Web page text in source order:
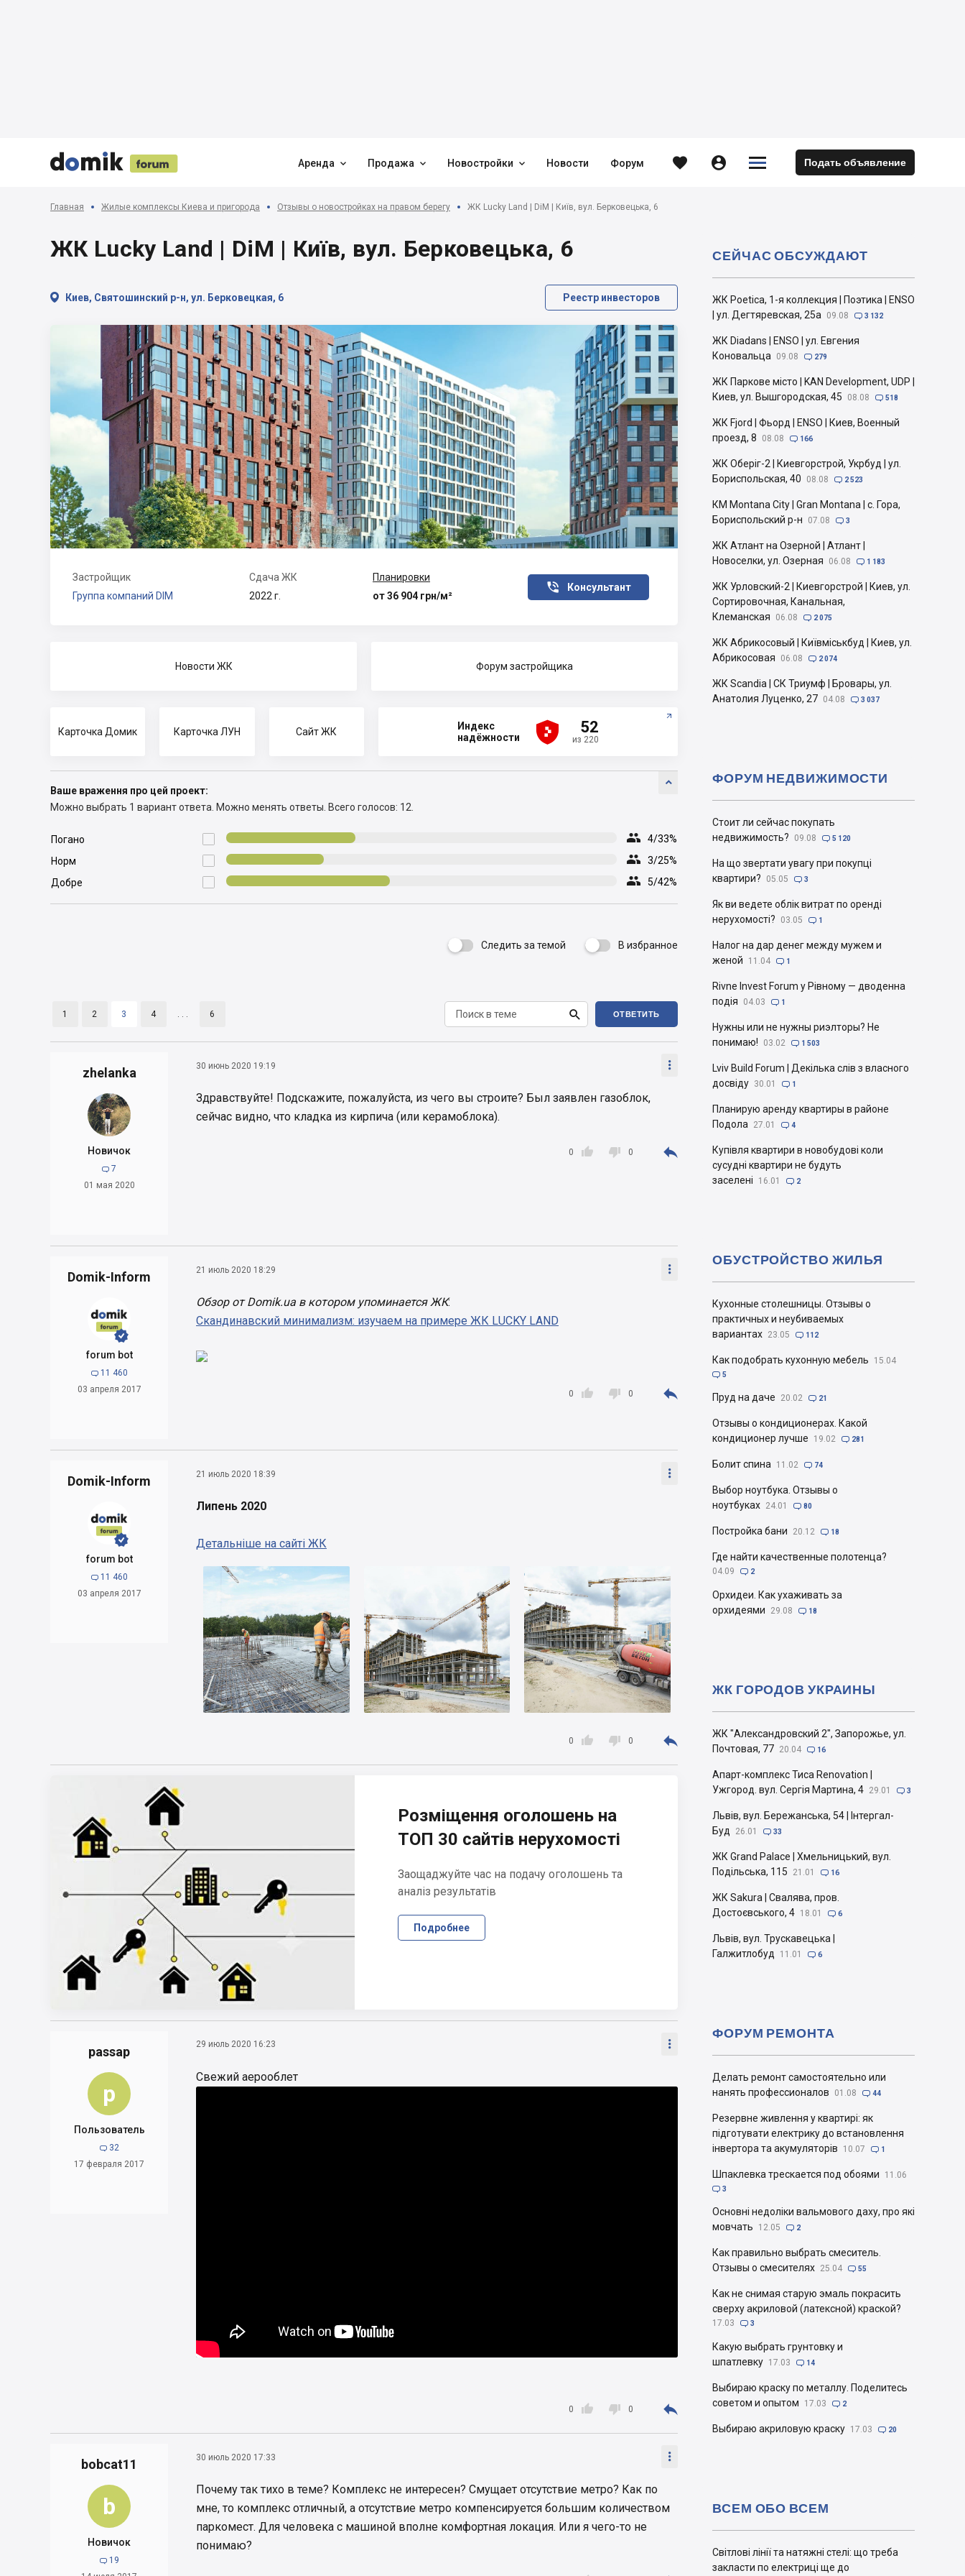


 
 Аренда  Продажа  Новостройки  Новости Форум   

 Подать объявление
Главная Жилые комплексы Киева и пригорода Отзывы о новостройках на правом берегу ЖК Lucky Land | DiM | Київ, вул. Берковецька, 6
ЖК Lucky Land | DiM | Київ, вул. Берковецька, 6
 Киев, Святошинский р-н, ул. Берковецкая, 6 Реестр инвесторов
Застройщик
Группа компаний DIM
Сдача ЖК
2022 г.
Планировки
от 36 904 грн/м²
Консультант

Новости ЖК Форум застройщика
Карточка Домик Карточка ЛУН Сайт ЖК
Индекс
надёжности




 52
из 220

Ваше враження про цей проект:
Можно выбрать 1 вариант ответа. Можно менять ответы. Всего голосов: 12.

Погано  4/33%

Норм  3/25%

Добре  5/42%
Следить за темой  В избранное
1 2 3 4 . . . 6  ОТВЕТИТЬ
zhelanka
Новичок
 7
01 мая 2020
30 июнь 2020 19:19 
Здравствуйте! Подскажите, пожалуйста, из чего вы строите? Был заявлен газоблок,
сейчас видно, что кладка из кирпича (или керамоблока).

0  0 
Domik-Inform


forum bot
 11 460
03 апреля 2017
21 июль 2020 18:29 
Обзор от Domik.ua в котором упоминается ЖК:
Скандинавский минимализм: изучаем на примере ЖК LUCKY LAND

0  0 
Domik-Inform


forum bot
 11 460
03 апреля 2017
21 июль 2020 18:39 
Липень 2020
Детальніше на сайті ЖК

0  0 
passap
p
Пользователь
 32
17 февраля 2017
29 июль 2020 16:23 
Свежий аерооблет

0  0 
bobcat11
b
Новичок
 19
30 июль 2020 17:33 
Почему так тихо в теме? Комплекс не интересен? Смущает отсутствие метро? Как по
мне, то комплекс отличный, а отсутствие метро компенсируется большим количеством
паркомест. Для человека с машиной вполне комфортная локация. Или я чего-то не
понимаю?
Розміщення оголошень на
ТОП 30 сайтів нерухомості
Заощаджуйте час на подачу оголошень та
аналіз результатів
Подробнее
ЖК Poetica, 1-я коллекция | Поэтика | ENSO
| ул. Дегтяревская, 25а
09.08  3 132
ЖК Diadans | ENSO | ул. Евгения
Коновальца
09.08  279
ЖК Паркове місто | KAN Development, UDP |
Киев, ул. Вышгородская, 45
08.08  518
ЖК Fjord | Фьорд | ENSO | Киев, Военный
проезд, 8
08.08  166
ЖК Оберіг-2 | Киевгорстрой, Укрбуд | ул.
Бориспольская, 40
08.08  2 523
КМ Montana City | Gran Montana | с. Гора,
Бориспольский р-н
07.08  3
ЖК Атлант на Озерной | Атлант |
Новоселки, ул. Озерная
06.08  1 183
ЖК Урловский-2 | Киевгорстрой | Киев, ул.
Сортировочная, Канальная,
Клеманская
06.08  2 075
ЖК Абрикосовый | Київміськбуд | Киев, ул.
Абрикосовая
06.08  2 074
ЖК Scandia | СК Триумф | Бровары, ул.
Анатолия Луценко, 27 04.08  3 037
СЕЙЧАС ОБСУЖДАЮТ
Стоит ли сейчас покупать
недвижимость?
09.08  5 120
На що звертати увагу при покупці
квартири?
05.05  3
Як ви ведете облік витрат по оренді
нерухомості?
03.05  1
Налог на дар денег между мужем и
женой
11.04  1
Rivne Invest Forum у Рівному — дводенна
подія
04.03  1
Нужны или не нужны риэлторы? Не
понимаю!
03.02  1 503
Lviv Build Forum | Декілька слів з власного
досвіду 30.01  1
Планирую аренду квартиры в районе
Подола
27.01  4
Купівля квартири в новобудові коли
сусудні квартири не будуть
заселені
16.01  2
ФОРУМ НЕДВИЖИМОСТИ
Кухонные столешницы. Отзывы о
практичных и неубиваемых
вариантах 23.05  112
Как подобрать кухонную мебель 15.04
 5
Пруд на даче 20.02  21
Отзывы о кондиционерах. Какой
кондиционер лучше
19.02  281
Болит спина 11.02  74
Выбор ноутбука. Отзывы о
ноутбуках 24.01  80
Постройка бани 20.12  18
Где найти качественные полотенца?
04.09  2
Орхидеи. Как ухаживать за
орхидеями
29.08  18
ОБУСТРОЙСТВО ЖИЛЬЯ
ЖК "Александровский 2", Запорожье, ул.
Почтовая, 77 20.04  16
Апарт-комплекс Тиса Renovation |
Ужгород. вул. Сергія Мартина, 4 29.01  3
Львів, вул. Бережанська, 54 | Інтергал-
Буд
26.01  33
ЖК Grand Palace | Хмельницький, вул.
Подільська, 115
21.01  16
ЖК Sakura | Свалява, пров.
Достоєвського, 4 18.01  6
Львів, вул. Трускавецька |
Галжитлобуд
11.01  6
ЖК ГОРОДОВ УКРАИНЫ
Делать ремонт самостоятельно или
нанять профессионалов
01.08  44
Резервне живлення у квартирі: як
підготувати електрику до встановлення
інвертора та акумуляторів
10.07  1
Шпаклевка трескается под обоями 11.06
 3
Основні недоліки вальмового даху, про які
мовчать
12.05  2
Как правильно выбрать смеситель.
Отзывы о смесителях 25.04  55
Как не снимая старую эмаль покрасить
сверху акриловой (латексной) краской?
17.03  3
Какую выбрать грунтовку и
шпатлевку 17.03  14
Выбираю краску по металлу. Поделитесь
советом и опытом
17.03  2
Выбираю акриловую краску 17.03  20
ФОРУМ РЕМОНТА
Світлові лінії та натяжні стелі: що треба
закласти по електриці ще до
ВСЕМ ОБО ВСЕМ